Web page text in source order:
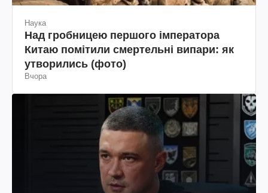
Наука
Над гробницею першого імператора
Китаю помітили смертельні випари: як
утворились (фото)
Вчора